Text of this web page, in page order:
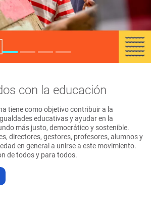
PT
con la educación
tiene como objetivo contribuir a la
educativas y ayudar en la
más justo, democrático y sostenible.
directores, gestores, profesores, alumnos y
en general a unirse a este movimiento.
de todos y para todos.